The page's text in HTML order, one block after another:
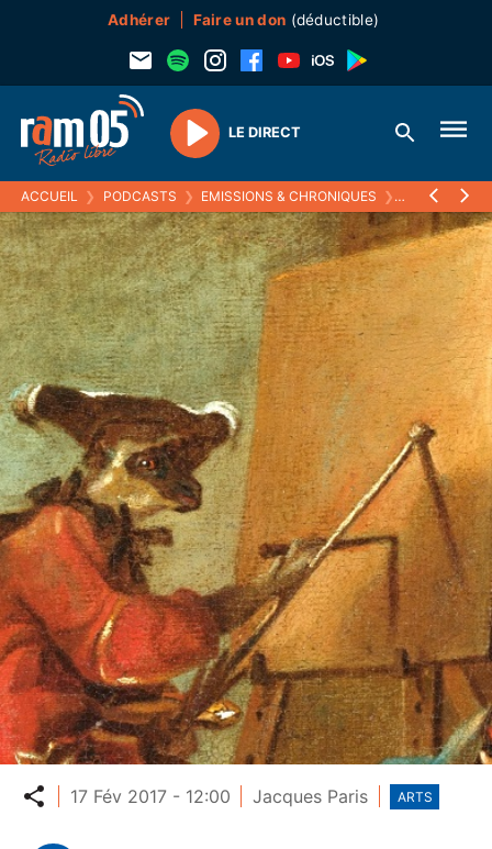
Adhérer Faire un don (déductible)
Play
LE DIRECT
ACCUEIL ❯ PODCASTS ❯ EMISSIONS & CHRONIQUES ❯ ECOUTEZ
Partager
17 Fév 2017 - 12:00 Jacques Paris ARTS